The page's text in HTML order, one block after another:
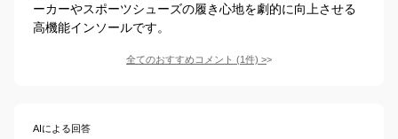
ーカーやスポーツシューズの履き心地を劇的に向上させる
高機能インソールです。
全てのおすすめコメント (1件) >
AIによる回答